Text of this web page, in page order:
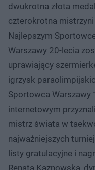
dwukrotna złota
czterokrotna
Najlepszym
Warszawy 20-lecia
uprawiający
igrzysk
Sportowca Warszawy
internetowym przyznali
mistrz świata w
najważniejszych
listy gratulacyjne i
Renata Kaznowska,